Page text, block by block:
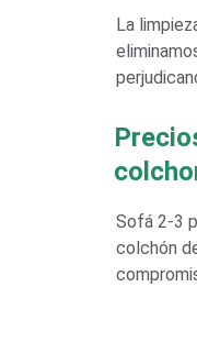
La
Sofá 2-3
colchón